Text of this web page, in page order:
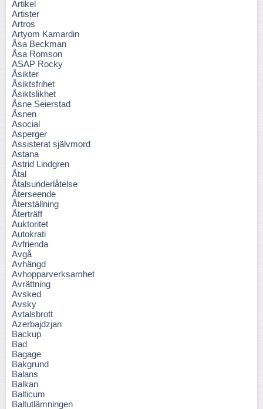
Artikel
Artister
Artros
Artyom Kamardin
Åsa Beckman
Åsa Romson
ASAP Rocky
Åsikter
Åsiktsfrihet
Åsiktslikhet
Åsne Seierstad
Åsnen
Asocial
Asperger
Assisterat självmord
Astana
Astrid Lindgren
Åtal
Åtalsunderlåtelse
Återseende
Återställning
Återträff
Auktoritet
Autokrati
Avfrienda
Avgå
Avhängd
Avhopparverksamhet
Avrättning
Avsked
Avsky
Avtalsbrott
Azerbajdzjan
Backup
Bad
Bagage
Bakgrund
Balans
Balkan
Balticum
Baltutlämningen